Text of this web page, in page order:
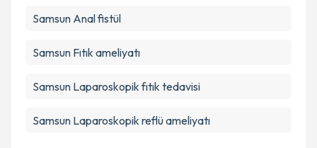
Samsun Anal fistül
Samsun Fıtık ameliyatı
Samsun Laparoskopik fıtık tedavisi
Samsun Laparoskopik reflü ameliyatı